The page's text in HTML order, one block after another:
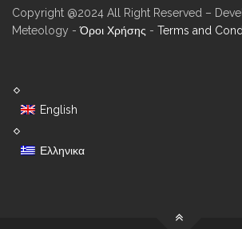
Copyright @2024 All Right Reserved –
Meteology -Όροι Χρήσης - Terms and
English
Ελληνικα